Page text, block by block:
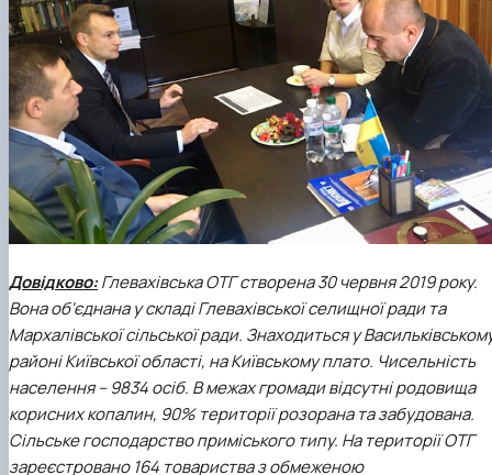
Довідково:Глевахівська ОТГ створена 30 червня 2019 року.
Вона об'єднана у складі Глевахівської селищної ради та
Мархалівської сільської ради. Знаходиться у
районі Київської області, на Київському плато. Чисельність
населення – 9834 осіб. В межах громади відсутні родовища
корисних копалин, 90% території розорана та забудована.
Сільське господарство приміського типу. На території ОТГ
зареєстровано 164 товариства з обмеженою